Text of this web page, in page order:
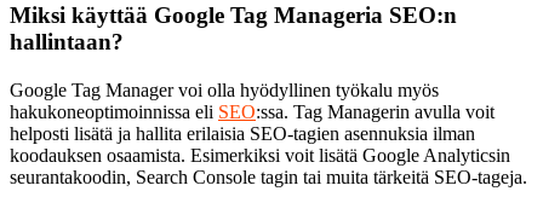
Miksi käyttää Google Tag Manageria SEO:n
hallintaan?
Google Tag Manager voi olla hyödyllinen työkalu myös
hakukoneoptimoinnissa eli SEO:ssa. Tag Managerin avulla voit
helposti lisätä ja hallita erilaisia SEO-tagien asennuksia ilman
koodauksen osaamista. Esimerkiksi voit lisätä Google Analyticsin
seurantakoodin, Search Console tagin tai muita tärkeitä SEO-tageja.